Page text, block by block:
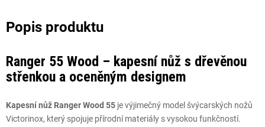
Ranger 55 Wood – kapesní nůž s dřevěnou
střenkou a oceněným designem
Kapesní nůž Ranger Wood 55 je výjimečný model švýcarských nožů
Victorinox, který spojuje přírodní materiály s vysokou funkčností.